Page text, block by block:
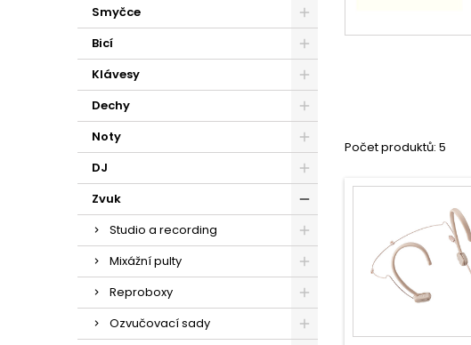
Smyčce
Bicí
Klávesy
Dechy
Noty
DJ
Zvuk
Studio a recording
Mixážní pulty
Reproboxy
Ozvučovací sady
Počet produktů: 5